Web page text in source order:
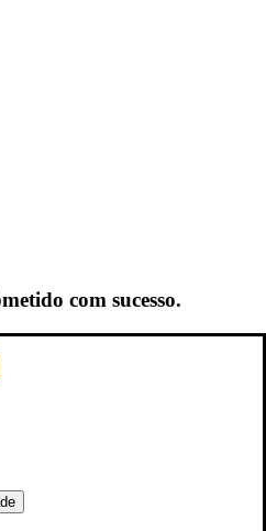
com sucesso.